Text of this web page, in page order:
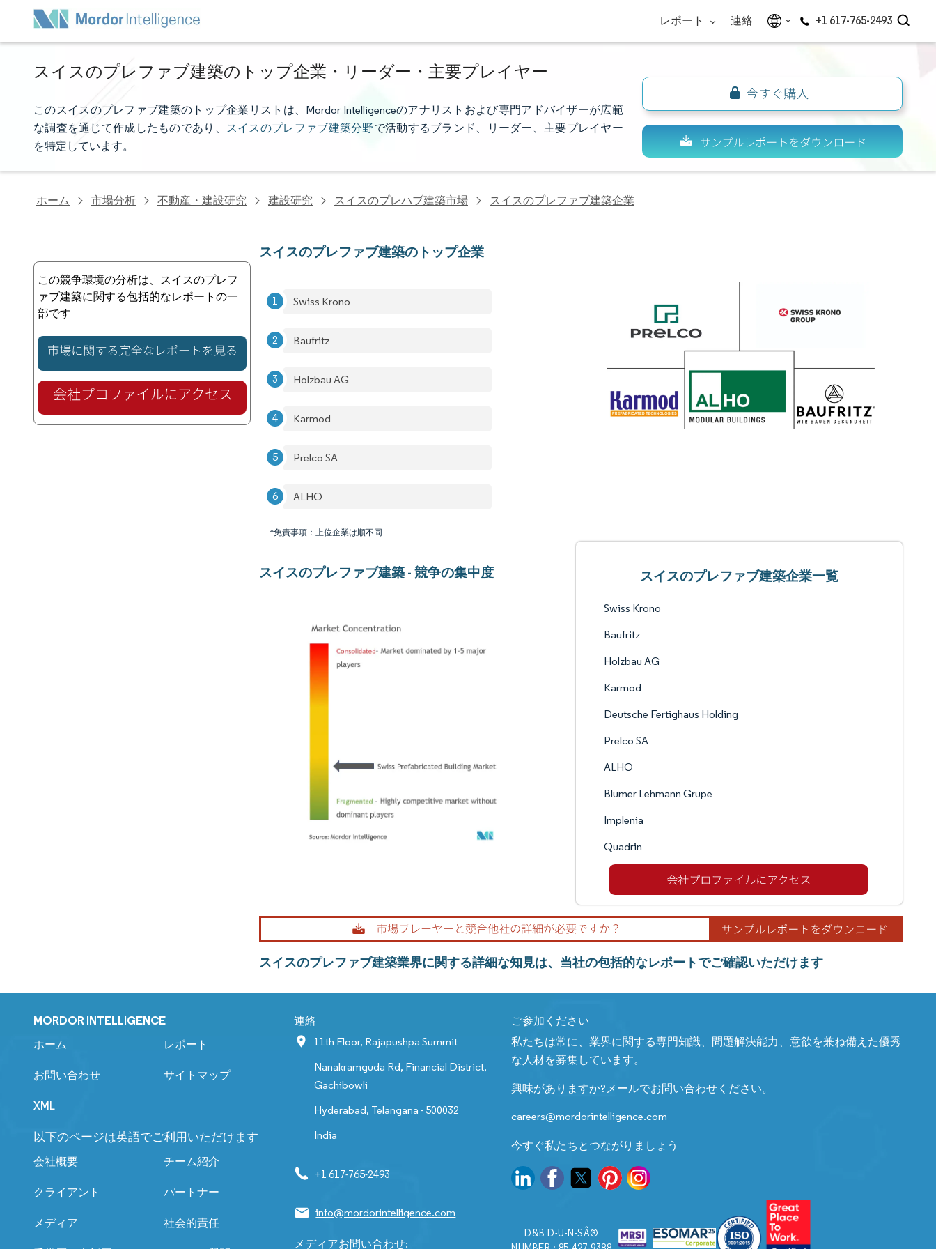
レポート 連絡 +1 617-765-2493
スイスのプレファブ建築のトップ企業・リーダー・主要プレイヤー
このスイスのプレファブ建築のトップ企業リストは、Mordor Intelligenceのアナリストおよび専門アドバイザーが広範
な調査を通じて作成したものであり、
スイスのプレファブ建築分野で活動するブランド、リーダー、主要プレイヤー
を特定しています。
ホーム 市場分析 不動産・建設研究 建設研究 スイスのプレハブ建築市場 スイスのプレファブ建築企業
この競争環境の分析は、スイスのプレフ
ァブ建築に関する包括的なレポートの一
部です
スイスのプレファブ建築のトップ企業
Swiss Krono
Baufritz
Holzbau AG
Karmod
Prelco SA
ALHO
*免責事項：上位企業は順不同
スイスのプレファブ建築 - 競争の集中度 スイスのプレファブ建築企業一覧
Swiss Krono
Baufritz
Holzbau AG
Karmod
Deutsche Fertighaus Holding
Prelco SA
ALHO
Blumer Lehmann Grupe
Implenia
Quadrin
スイスのプレファブ建築業界に関する詳細な知見は、当社の包括的なレポートでご確認いただけます
MORDOR INTELLIGENCE
ホーム レポート
お問い合わせ サイトマップ
XML
以下のページは英語でご利用いただけます
会社概要 チーム紹介
クライアント パートナー
メディア 社会的責任
連絡
11th Floor, Rajapushpa Summit
Nanakramguda Rd, Financial District,
Gachibowli
Hyderabad, Telangana - 500032
India
+1 617-765-2493
info@mordorintelligence.com
メディアお問い合わせ:
ご参加ください
私たちは常に、業界に関する専門知識、問題解決能力、意欲を兼ね備えた優秀
な人材を募集しています。
興味がありますか?メールでお問い合わせください。
careers@mordorintelligence.com
今すぐ私たちとつながりましょう
D&B D-U-N-SÂ®